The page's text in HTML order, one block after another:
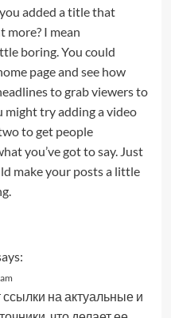
added a title that
more? I mean
boring. You could
page and see how
to grab viewers to
might try adding a video
to get people
you’ve got to say. Just
make your posts a little
на актуальные и